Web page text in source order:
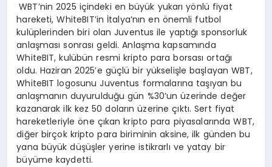
WBT’nin 2025 içindeki en büyük yukarı yönlü fiyat
hareketi, WhiteBIT’in İtalya’nın en önemli futbol
kulüplerinden biri olan Juventus ile yaptığı sponsorluk
anlaşması sonrası geldi. Anlaşma kapsamında
WhiteBIT, kulübün resmi kripto para borsası ortağı
oldu. Haziran 2025’e güçlü bir yükselişle başlayan WBT,
WhiteBIT logosunu Juventus formalarına taşıyan bu
anlaşmanın duyurulduğu gün %30’un üzerinde değer
kazanarak ilk kez 50 doların üzerine çıktı. Sert fiyat
hareketleriyle öne çıkan kripto para piyasalarında WBT,
diğer birçok kripto para biriminin aksine, ilk günden bu
yana büyük düşüşler yerine istikrarlı ve yatay bir
büyüme kaydetti.